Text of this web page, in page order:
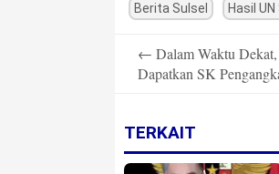
Berita Sulsel Hasil UN
navigation
← Dalam Waktu
Dapatkan SK
TERKAIT